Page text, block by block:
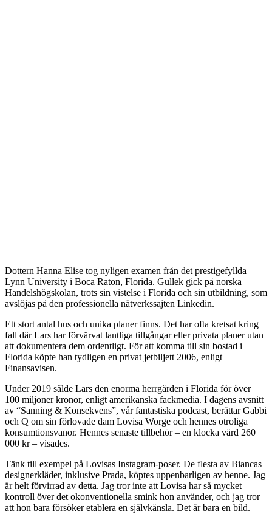
Dottern Hanna Elise tog nyligen examen från det prestigefyllda
Lynn University i Boca Raton, Florida. Gullek gick på norska
Handelshögskolan, trots sin vistelse i Florida och sin utbildning, som
avslöjas på den professionella nätverkssajten Linkedin.
Ett stort antal hus och unika planer finns. Det har ofta kretsat kring
fall där Lars har förvärvat lantliga tillgångar eller privata planer utan
att dokumentera dem ordentligt. För att komma till sin bostad i
Florida köpte han tydligen en privat jetbiljett 2006, enligt
Finansavisen.
Under 2019 sålde Lars den enorma herrgården i Florida för över
100 miljoner kronor, enligt amerikanska fackmedia. I dagens avsnitt
av “Sanning & Konsekvens”, vår fantastiska podcast, berättar Gabbi
och Q om sin förlovade dam Lovisa Worge och hennes otroliga
konsumtionsvanor. Hennes senaste tillbehör – en klocka värd 260
000 kr – visades.
Tänk till exempel på Lovisas Instagram-poser. De flesta av Biancas
designerkläder, inklusive Prada, köptes uppenbarligen av henne. Jag
är helt förvirrad av detta. Jag tror inte att Lovisa har så mycket
kontroll över det okonventionella smink hon använder, och jag tror
att hon bara försöker etablera en självkänsla. Det är bara en bild.